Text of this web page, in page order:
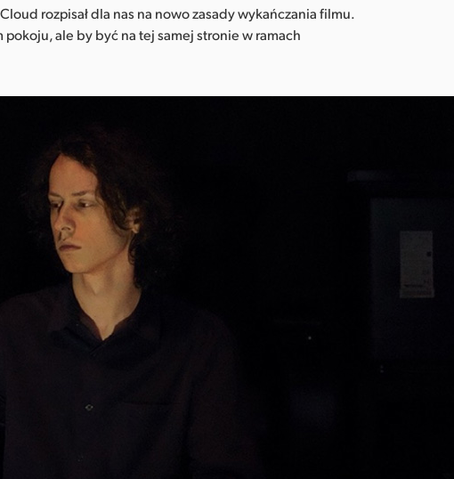
rozpisał dla nas na nowo zasady wykańczania filmu.
ale by być na tej samej stronie w ramach